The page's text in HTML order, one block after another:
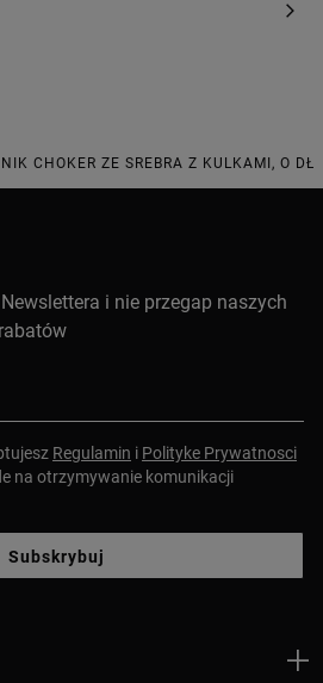
ZE SREBRA PIERWSZEJ PRÓBY
CHOKER ZE SREBRA Z KULKAMI, O
i nie przegap naszych
Regulamin i Polityke Prywatnosci
na otrzymywanie komunikacji
Subskrybuj